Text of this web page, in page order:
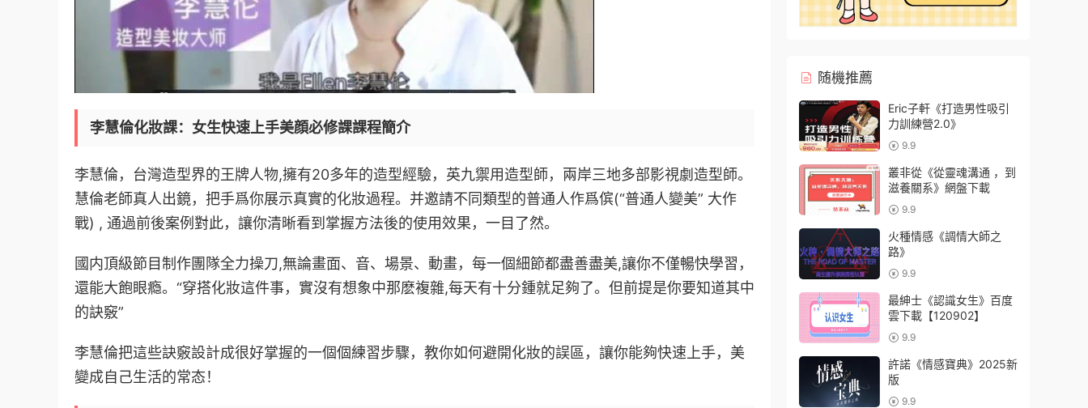
李慧倫化妝課：女生快速上手美顔必修課課程簡介
李慧倫，台灣造型界的王牌人物,擁有20多年的造型經驗，英九禦用造型師，兩岸三地多部影視劇造型師。
慧倫老師真人出鏡，把手爲你展示真實的化妝過程。并邀請不同類型的普通人作爲傧(“普通人變美” 大作
戰) , 通過前後案例對此，讓你清晰看到掌握方法後的使用效果，一目了然。
國内頂級節目制作團隊全力操刀,無論畫面、音、場景、動畫，每一個細節都盡善盡美,讓你不僅暢快學習，
還能大飽眼瘾。“穿搭化妝這件事，實沒有想象中那麽複雜,每天有十分鍾就足夠了。但前提是你要知道其中
的訣竅”
李慧倫把這些訣竅設計成很好掌握的一個個練習步驟，教你如何避開化妝的誤區，讓你能夠快速上手，美
變成自己生活的常态！
随機推薦
Eric子軒《打造男性吸引
力訓練營2.0》
9.9
叢非從《從靈魂溝通 ，到
滋養關系》網盤下載
9.9
火種情感《調情大師之
路》
9.9
最紳士《認識女生》百度
雲下載【120902】
9.9
許諾《情感寶典》2025新
版
9.9